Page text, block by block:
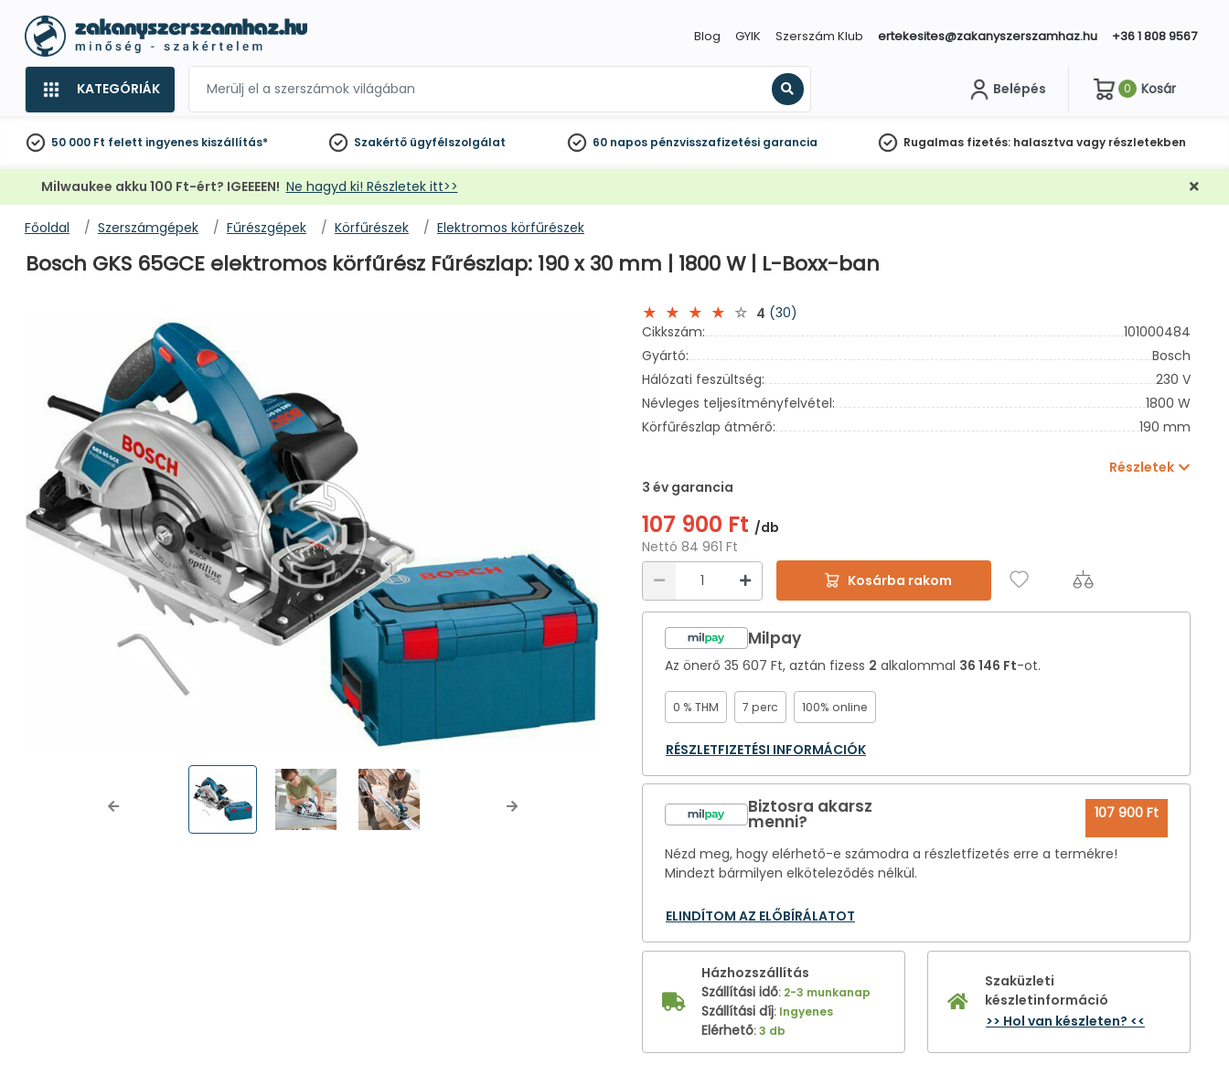
Blog GYIK Szerszám Klub ertekesites@zakanyszerszamhaz.hu +36 1 808 9567
KATEGÓRIÁK
Keresés
Belépés 0 Kosár
50 000 Ft felett ingyenes kiszállítás* Szakértő ügyfélszolgálat 60 napos pénzvisszafizetési garancia Rugalmas fizetés: halasztva vagy részletekben
Milwaukee akku 100 Ft-ért? IGEEEEN! Ne hagyd ki! Részletek itt>>
Főoldal Szerszámgépek Fűrészgépek Körfűrészek Elektromos körfűrészek
Bosch GKS 65GCE elektromos körfűrész Fűrészlap: 190 x 30 mm | 1800 W | L-Boxx-ban
Previous Next
4 (30)
Cikkszám:
101000484
Gyártó:
Bosch
Hálózati feszültség:
230 V
Névleges teljesítményfelvétel:
1800 W
Körfűrészlap átmérő:
190 mm
Részletek
3 év garancia
107 900 Ft /db
Nettó 84 961 Ft
Kosárba rakom
Milpay
Az önerő 35 607 Ft, aztán fizess 2 alkalommal 36 146 Ft-ot.
0 % THM 7 perc 100% online
RÉSZLETFIZETÉSI INFORMÁCIÓK
Biztosra akarsz
menni? 107 900 Ft
Nézd meg, hogy elérhető-e számodra a részletfizetés erre a termékre!
Mindezt bármilyen elköteleződés nélkül.
ELINDÍTOM AZ ELŐBÍRÁLATOT
Házhozszállítás
Szállítási idő: 2-3 munkanap
Szállítási díj: Ingyenes
Elérhető:3 db
Szaküzleti
készletinformáció
>> Hol van készleten? <<